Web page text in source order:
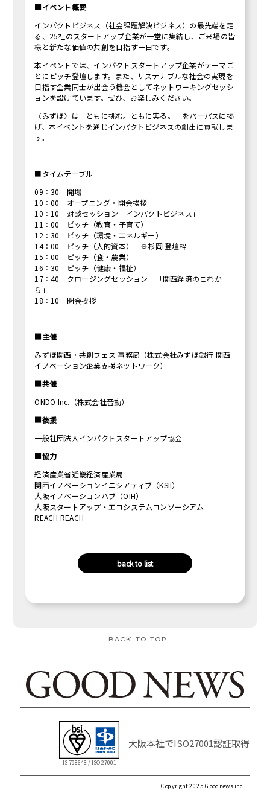
■イベント概要
インパクトビジネス（社会課題解決ビジネス）の最先端を走
る、25社のスタートアップ企業が一堂に集結し、ご来場の皆
様と新たな価値の共創を目指す一日です。
本イベントでは、インパクトスタートアップ企業がテーマご
とにピッチ登壇します。また、サステナブルな社会の実現を
目指す企業同士が出会う機会としてネットワーキングセッシ
ョンを設けています。ぜひ、お楽しみください。
〈みずほ〉は「ともに挑む。ともに実る。」をパーパスに掲
げ、本イベントを通じインパクトビジネスの創出に貢献しま
す。
■タイムテーブル
09：30 開場
10：00 オープニング・開会挨拶
10：10 対談セッション「インパクトビジネス」
11：00 ピッチ（教育・子育て）
12：30 ピッチ（環境・エネルギー）
14：00 ピッチ（人的資本） ※杉岡 登壇枠
15：00 ピッチ（食・農業）
16：30 ピッチ（健康・福祉）
17：40 クロージングセッション 「関西経済のこれか
ら」
18：10 閉会挨拶
■主催
みずほ関西・共創フェス 事務局（株式会社みずほ銀行 関西
イノベーション企業支援ネットワーク）
■共催
ONDO Inc.（株式会社音動）
■後援
一般社団法人インパクトスタートアップ協会
■協力
経済産業省近畿経済産業局
関西イノベーションイニシアティブ（KSII）
大阪イノベーションハブ（OIH）
大阪スタートアップ・エコシステムコンソーシアム
REACH REACH
back to list
BACK TO TOP
IS 798648 / ISO 27001
大阪本社でISO27001認証取得
Copyright 2025 Goodnews inc.